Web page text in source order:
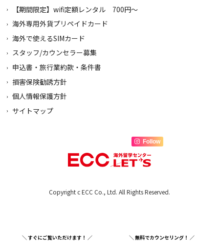
【期間限定】wifi定額レンタル 700円～
海外専用外貨プリペイドカード
海外で使えるSIMカード
スタッフ/カウンセラー募集
申込書・旅行業約款・条件書
損害保険勧誘方針
個人情報保護方針
サイトマップ
Follow
Copyright c ECC Co., Ltd. All Rights Reserved.